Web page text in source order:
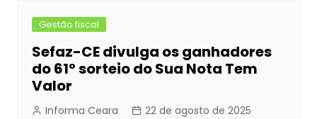
Gestão fiscal
Sefaz-CE divulga os ganhadores
do 61º sorteio do Sua Nota Tem
Valor
Informa Ceara 22 de agosto de 2025